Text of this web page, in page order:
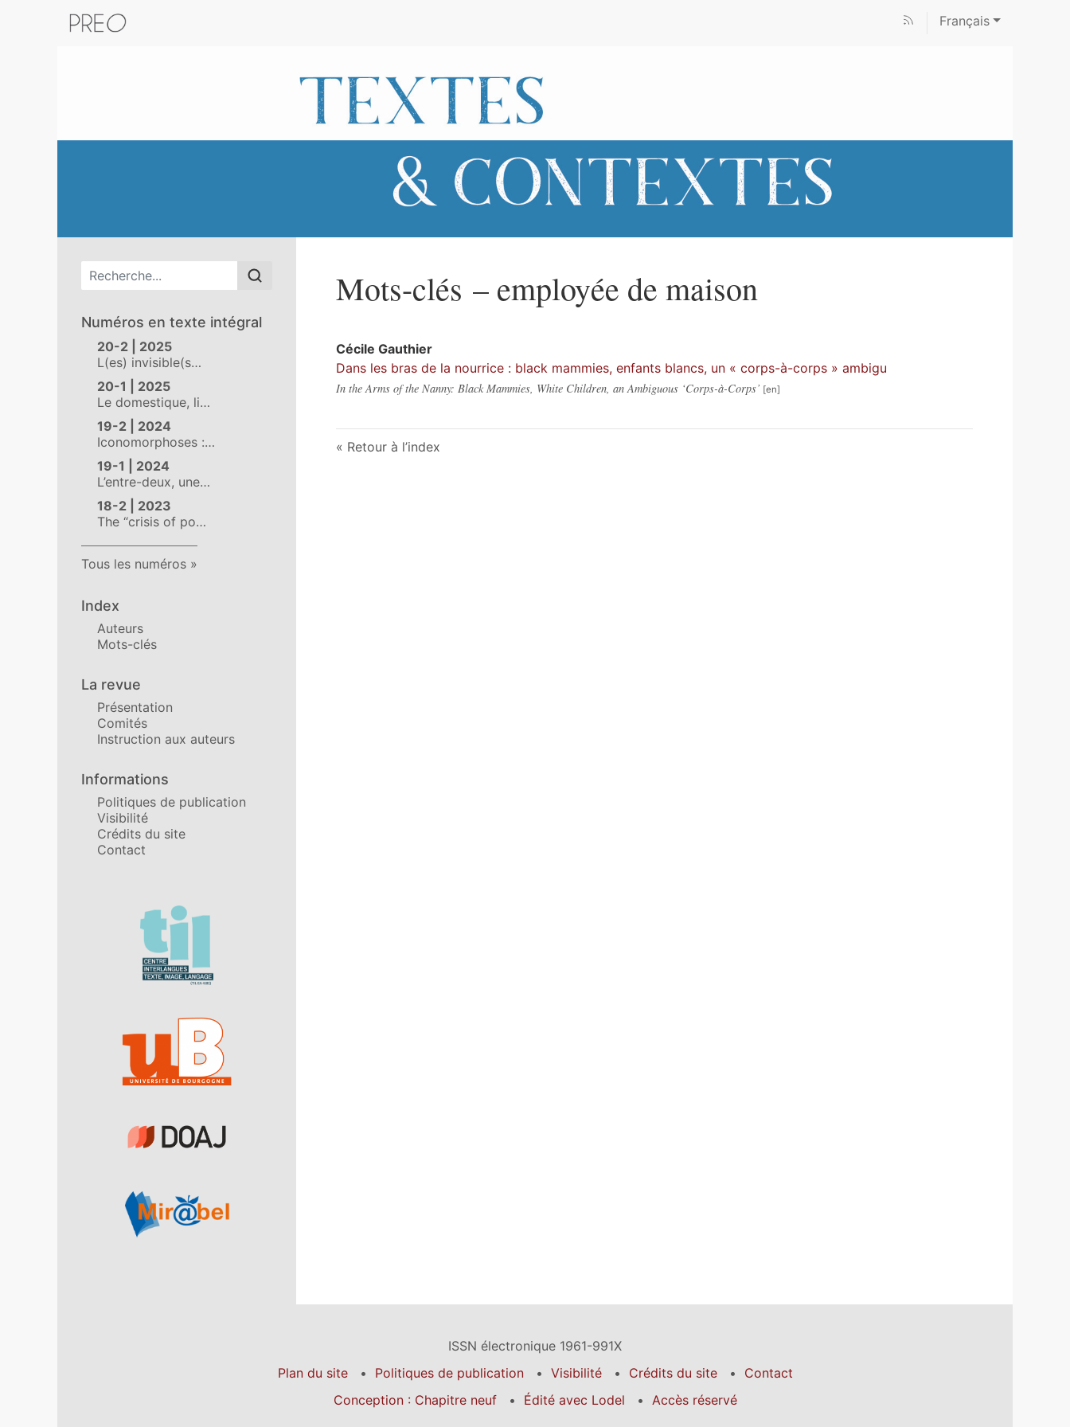
Français
Menu principal
Numéros en texte intégral
20-2 | 2025
L(es) invisible(s…
20-1 | 2025
Le domestique, li…
19-2 | 2024
Iconomorphoses :…
19-1 | 2024
L’entre-deux, une…
18-2 | 2023
The “crisis of po…
Tous les numéros
Index
Auteurs
Mots-clés
La revue
Présentation
Comités
Instruction aux auteurs
Informations
Politiques de publication
Visibilité
Crédits du site
Contact
Affiliations/partenaires
Mots-clés – employée de maison
Cécile Gauthier
Dans les bras de la nourrice : black mammies, enfants blancs, un « corps-à-corps » ambigu
In the Arms of the Nanny: Black Mammies, White Children, an Ambiguous ‘Corps-à-Corps’
Retour à l’index
ISSN électronique 1961-991X
Plan du site
Politiques de publication Visibilité Crédits du site
Contact
Conception : Chapitre neuf
Édité avec Lodel Accès réservé